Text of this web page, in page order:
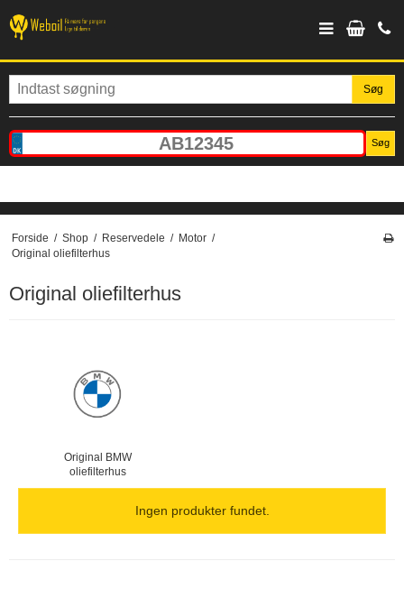
Søg
Søg
Forside / Shop / Reservedele / Motor /
Original oliefilterhus
Original oliefilterhus
Original BMW
oliefilterhus
Ingen produkter fundet.